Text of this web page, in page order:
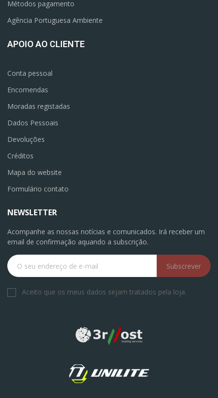
Métodos pagamento
Agência Portuguesa Ambiente
APOIO AO CLIENTE
Conta pessoal
Encomendas
Moradas registadas
Dados Pessoais
Devoluções
Créditos
Mapa do website
Formulário contato
NEWSLETTER
Acompanhe as nossas notícias e comunicados. Irá receber um
email de confirmação aquando a subscrição.
Subscrever
Aceito que os meus dados sejam tratados pela loja.